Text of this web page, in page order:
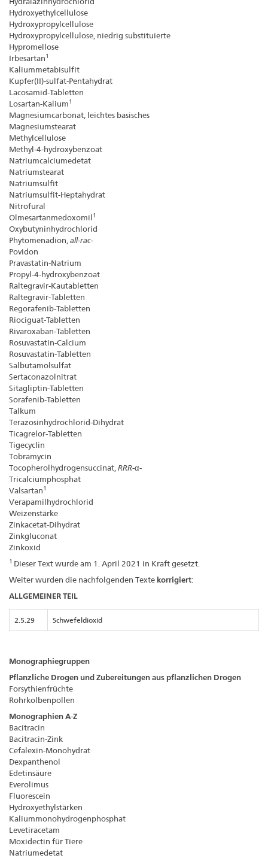
Hydroxyethylcellulose
Hydroxypropylcellulose
Hydroxypropylcellulose, niedrig substituierte
Hypromellose
Irbesartan1
Kaliummetabisulfit
Kupfer(II)-sulfat-Pentahydrat
Lacosamid-Tabletten
Losartan-Kalium1
Magnesiumcarbonat, leichtes basisches
Magnesiumstearat
Methylcellulose
Methyl-4-hydroxybenzoat
Natriumcalciumedetat
Natriumstearat
Natriumsulfit
Natriumsulfit-Heptahydrat
Nitrofural
Olmesartanmedoxomil1
Oxybutyninhydrochlorid
Phytomenadion, all-rac-
Povidon
Pravastatin-Natrium
Propyl-4-hydroxybenzoat
Raltegravir-Kautabletten
Raltegravir-Tabletten
Regorafenib-Tabletten
Riociguat-Tabletten
Rivaroxaban-Tabletten
Rosuvastatin-Calcium
Rosuvastatin-Tabletten
Salbutamolsulfat
Sertaconazolnitrat
Sitagliptin-Tabletten
Sorafenib-Tabletten
Talkum
Terazosinhydrochlorid-Dihydrat
Ticagrelor-Tabletten
Tigecyclin
Tobramycin
Tocopherolhydrogensuccinat, RRR-α-
Tricalciumphosphat
Valsartan1
Verapamilhydrochlorid
Weizenstärke
Zinkacetat-Dihydrat
Zinkgluconat
Zinkoxid
1 Dieser Text wurde am 1. April 2021 in Kraft gesetzt.
Weiter wurden die nachfolgenden Texte korrigiert:
ALLGEMEINER TEIL
2.5.29 Schwefeldioxid
Monographiegruppen
Pflanzliche Drogen und Zubereitungen aus pflanzlichen Drogen
Forsythienfrüchte
Rohrkolbenpollen
Monographien A-Z
Bacitracin
Bacitracin-Zink
Cefalexin-Monohydrat
Dexpanthenol
Edetinsäure
Everolimus
Fluorescein
Hydroxyethylstärken
Kaliummonohydrogenphosphat
Levetiracetam
Moxidectin für Tiere
Natriumedetat